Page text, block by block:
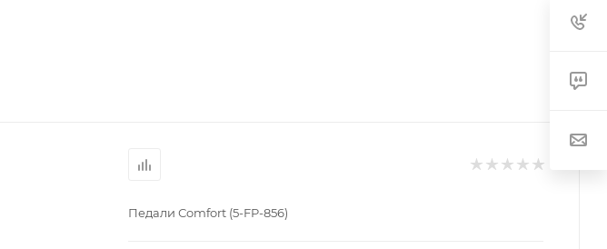
Педали Сomfort (5-FP-856)